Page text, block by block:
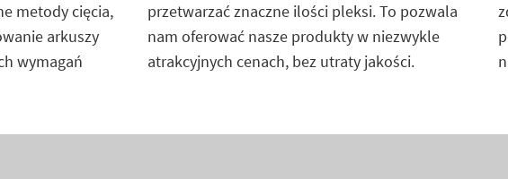
metody cięcia,
arkuszy
wymagań
przetwarzać znaczne ilości pleksi. To pozwala
nam oferować nasze produkty w niezwykle
atrakcyjnych cenach, bez utraty jakości.